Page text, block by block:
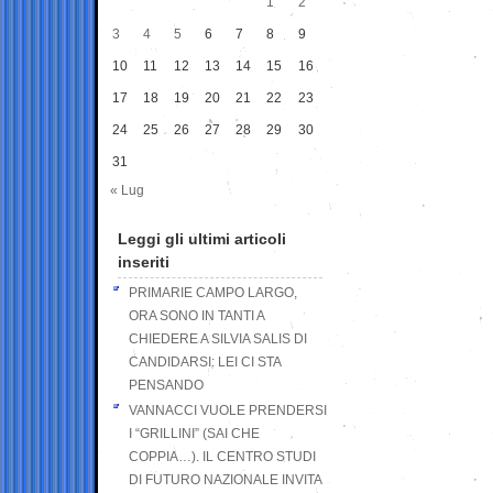
3 4 5 6 7 8 9
10 11 12 13 14 15 16
17 18 19 20 21 22 23
24 25 26 27 28 29 30
31
« Lug
Leggi gli ultimi articoli
inseriti
PRIMARIE CAMPO LARGO,
ORA SONO IN TANTI A
CHIEDERE A SILVIA SALIS DI
CANDIDARSI: LEI CI STA
PENSANDO
VANNACCI VUOLE PRENDERSI
I “GRILLINI” (SAI CHE
COPPIA…). IL CENTRO STUDI
DI FUTURO NAZIONALE INVITA